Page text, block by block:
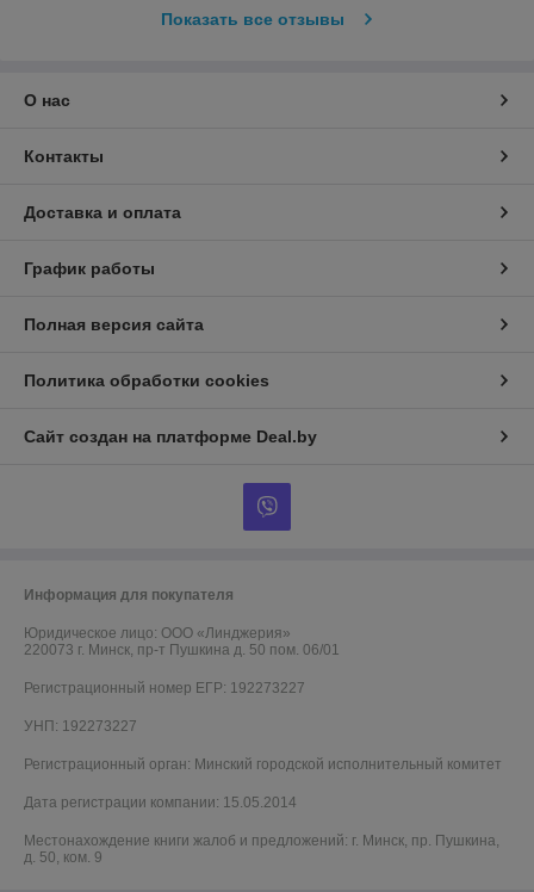
Показать все отзывы
О нас
Контакты
Доставка и оплата
График работы
Полная версия сайта
Политика обработки cookies
Сайт создан на платформе Deal.by
Информация для покупателя
Юридическое лицо: ООО «Линджерия»
220073 г. Минск, пр-т Пушкина д. 50 пом. 06/01
Регистрационный номер ЕГР: 192273227
УНП: 192273227
Регистрационный орган: Минский городской исполнительный комитет
Дата регистрации компании: 15.05.2014
Местонахождение книги жалоб и предложений: г. Минск, пр. Пушкина,
д. 50, ком. 9